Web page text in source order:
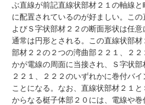
ぶ直線が前記直線状部材２１の軸線と
に配置されているのが好ましい。こ
よびＳ字状部材２２の断面形状は任意
通常は円形とされる。この直線状部材
部材２２の２つの湾曲部２２１、２
かが電線の周面に当接され、Ｓ字状
２２１、２２２のいずれかに巻付バ
ことになる。なお、直線状部材２１と
からなる梃子体部２０には、電線や